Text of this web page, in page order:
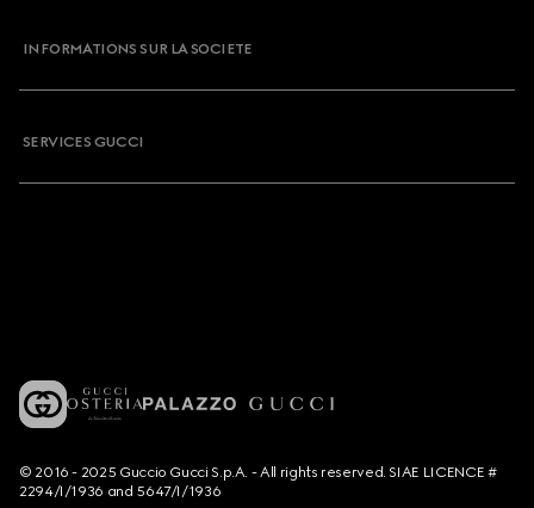
INFORMATIONS SUR LA SOCIETE
SERVICES GUCCI
© 2016 - 2025 Guccio Gucci S.p.A. - All rights reserved. SIAE LICENCE #
2294/I/1936 and 5647/I/1936